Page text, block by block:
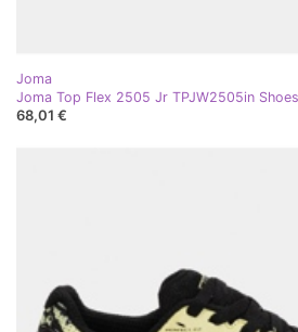
Joma
Joma Top Flex 2505 Jr TPJW2505in
68,01 €